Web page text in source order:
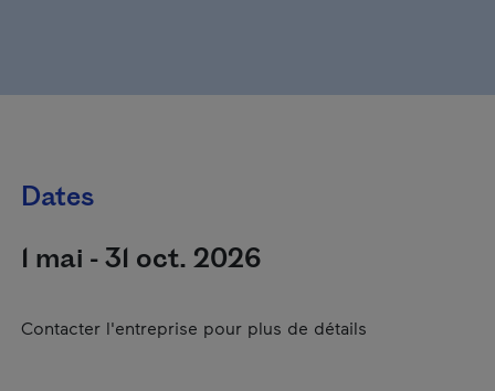
Dates
1 mai - 31 oct. 2026
Contacter l'entreprise pour plus de détails